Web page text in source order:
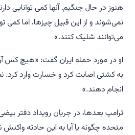
هنوز در حال جنگیم. آنها کمی توانایی
نمی‌شوند و از این قبیل چیزها، اما کمی
می‌توانند شلیک کنند.»
او در مورد حمله ایران گفت: «هیچ کس
به کشتی اصابت کرد و خسارت وارد کرد.
انجام دهند.»
ترامپ بعدها، در جریان رویداد دفتر
متحده چگونه یا آیا به این حادثه